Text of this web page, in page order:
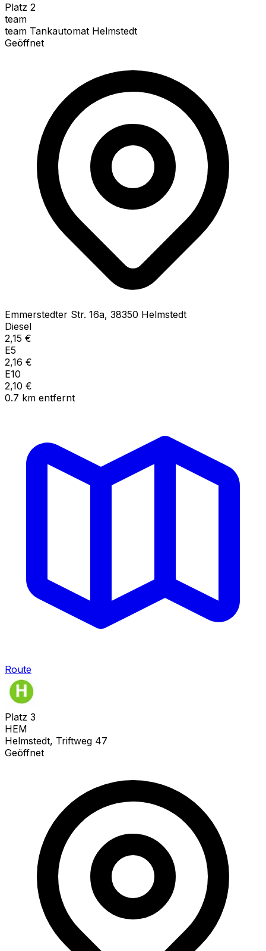
Platz 2
team
team Tankautomat Helmstedt
Geöffnet
Emmerstedter Str. 16a, 38350 Helmstedt
Diesel
2,15 €
E5
2,16 €
E10
2,10 €
0.7 km entfernt
Route
Platz 3
HEM
Helmstedt, Triftweg 47
Geöffnet